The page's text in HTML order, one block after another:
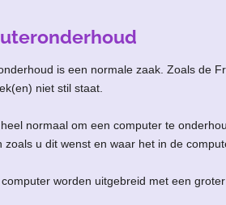
is een normale zaak. Zoals de
niet stil staat.
normaal om een computer te
zoals u dit wenst en waar het in de
worden uitgebreid met een